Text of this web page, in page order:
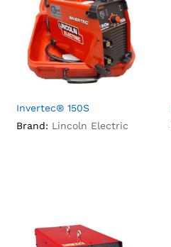
Invertec® 150S
Brand: Lincoln Electric